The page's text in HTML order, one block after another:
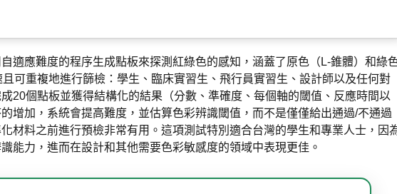
適應難度的程序生成點板來探測紅綠色的感知，涵蓋了原色（L-錐體）和綠
且可重複地進行篩檢：學生、臨床實習生、飛行員實習生、設計師以及任何對
20個點板並獲得結構化的結果（分數、準確度、每個軸的閾值、反應時間以
增加，系統會提高難度，並估算色彩辨識閾值，而不是僅僅給出通過/不通過
材料之前進行預檢非常有用。這項測試特別適合台灣的學生和專業人士，因
能力，進而在設計和其他需要色彩敏感度的領域中表現更佳。